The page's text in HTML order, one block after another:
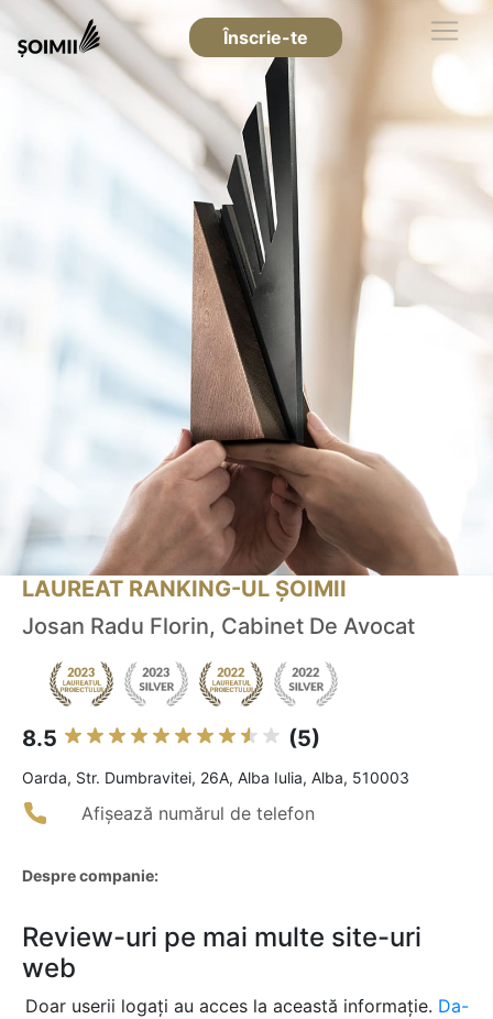
Înscrie-te
LAUREAT RANKING-UL ȘOIMII
Josan Radu Florin, Cabinet De Avocat
8.5 (5)
Oarda, Str. Dumbravitei, 26A, Alba Iulia, Alba, 510003
Afișează numărul de telefon
Despre companie:
Review-uri pe mai multe site-uri
web
Doar userii logați au acces la această informație. Da-